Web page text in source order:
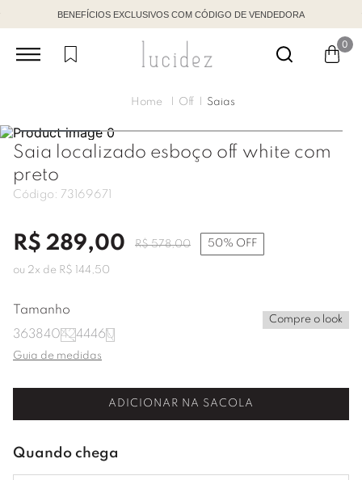
BENEFÍCIOS EXCLUSIVOS COM CÓDIGO DE VENDEDORA
0
Off Saias
Saia localizado esboço off white com
preto
Código: 73169671
R$ 289,00 R$ 578,00 50% OFF
ou 2x de R$ 144 ,50
Tamanho
363840424446U
Compre o look
Guia de medidas
ADICIONAR NA SACOLA